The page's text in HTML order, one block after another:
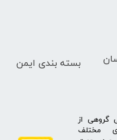
بسته بندی ایمن
گروهی از
مختلف